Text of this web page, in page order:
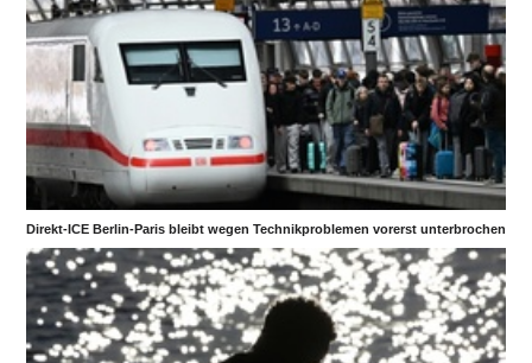
Direkt-ICE Berlin-Paris bleibt wegen Technikproblemen vorerst unterbrochen